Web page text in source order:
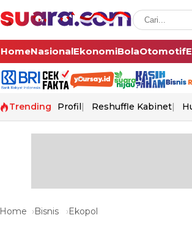
HomeNasionalEkonomiBolaOtomotif
Trending Profil Reshuffle Kabinet
Home Bisnis Ekopol